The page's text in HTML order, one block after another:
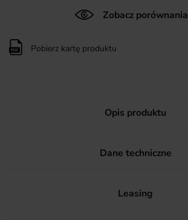
Zobacz porównania
Pobierz kartę produktu
Opis produktu
Dane techniczne
Leasing